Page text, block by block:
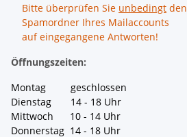
Bitte überprüfen Sie unbedingt den
Spamordner Ihres Mailaccounts
auf eingegangene Antworten!
Öffnungszeiten:
Montag geschlossen
Dienstag 14 - 18 Uhr
Mittwoch 10 - 14 Uhr
Donnerstag 14 - 18 Uhr